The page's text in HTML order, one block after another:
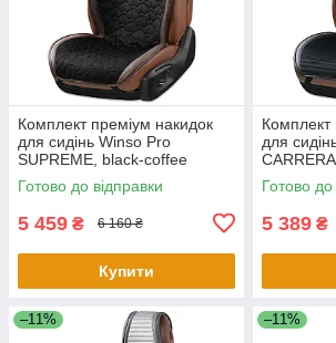
Комплект преміум накидок
для сидінь Winso Pro
SUPREME, black-coffee
Готово до відправки
5 459 ₴ 6 160 ₴
Купити
Комплект
для
Готово до
5 389 ₴
–11% –11%